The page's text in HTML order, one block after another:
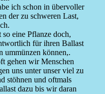
ich schon in übervoller
der zu schweren Last,
eine Pflanze doch,
für ihren Ballast
ummünzen können,.
gehen wir Menschen
uns unter unser viel zu
stöhnen und oftmals
dazu bis wir daran